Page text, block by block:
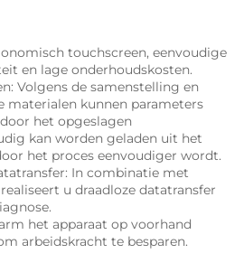
touchscreen, eenvoudige
en lage onderhoudskosten.
Volgens de samenstelling en
materialen kunnen parameters
het opgeslagen
kan worden geladen uit het
het proces eenvoudiger wordt.
In combinatie met
u draadloze datatransfer
het apparaat op voorhand
arbeidskracht te besparen.